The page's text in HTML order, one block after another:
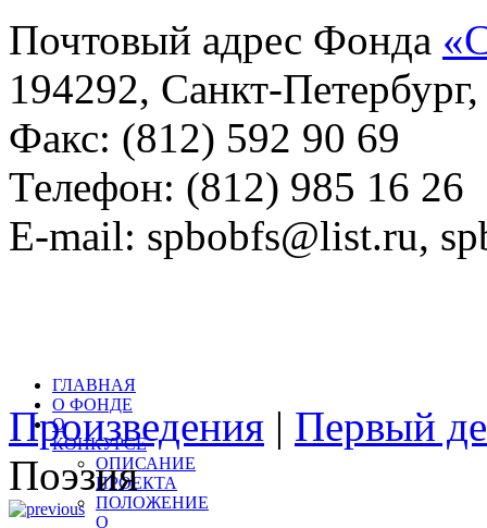
Почтовый адрес Фонда
194292, Санкт-
Факс: (812) 592 90 69
Телефон: (812) 985 16 26
E-mail: spbobfs@list.ru,
ГЛАВНАЯ
О ФОНДЕ
О
КОНКУРСЕ
ОПИСАНИЕ
ПРОЕКТА
ПОЛОЖЕНИЕ
О
Произведения | Первый
Поэзия